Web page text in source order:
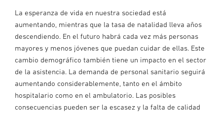
La esperanza de vida en nuestra sociedad está
aumentando, mientras que la tasa de natalidad lleva años
descendiendo. En el futuro habrá cada vez más personas
mayores y menos jóvenes que puedan cuidar de ellas. Este
cambio demográfico también tiene un impacto en el sector
de la asistencia. La demanda de personal sanitario seguirá
aumentando considerablemente, tanto en el ámbito
hospitalario como en el ambulatorio. Las posibles
consecuencias pueden ser la escasez y la falta de calidad